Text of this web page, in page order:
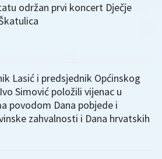
održan prvi koncert Dječje
Lasić i predsjednik Općinskog
Simović položili vijenac u
povodom Dana pobjede i
zahvalnosti i Dana hrvatskih